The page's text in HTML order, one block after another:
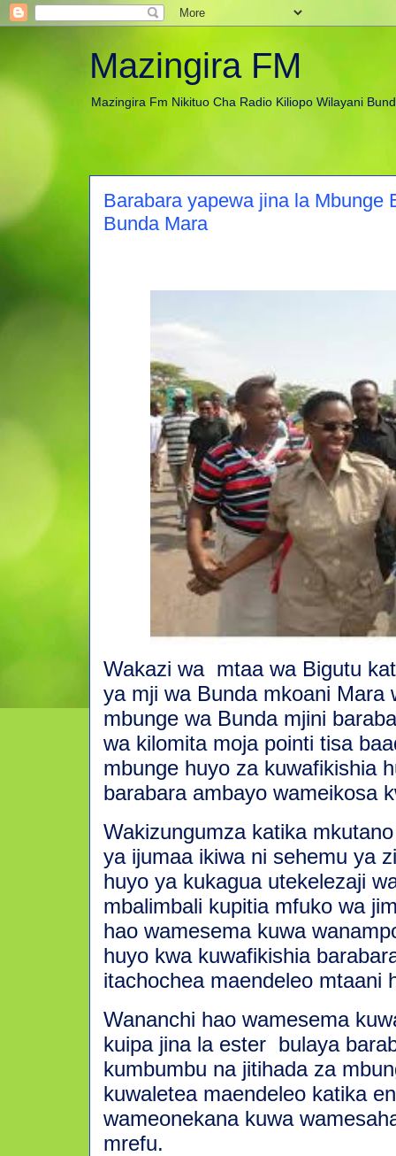
Mazingira FM
Mazingira Fm Nikituo Cha Radio Kiliopo Wilayani
Barabara yapewa jina la Mbunge
Bunda Mara
Wakazi wa mtaa wa Bigutu
ya mji wa Bunda mkoani Mara
mbunge wa Bunda mjini
wa kilomita moja pointi tisa
mbunge huyo za kuwafikishia
barabara ambayo wameikosa
Wakizungumza katika
ya ijumaa ikiwa ni sehemu ya
huyo ya kukagua utekelezaji
mbalimbali kupitia mfuko wa
hao wamesema kuwa
huyo kwa kuwafikishia
itachochea maendeleo mtaani
Wananchi hao wamesema
kuipa jina la ester bulaya
kumbumbu na jitihada za
kuwaletea maendeleo katika
wameonekana kuwa
mrefu.